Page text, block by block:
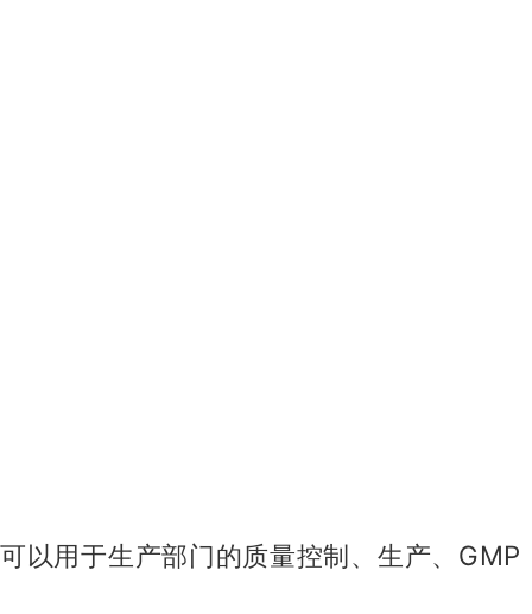
以用于生产部门的质量控制、生产、GMP